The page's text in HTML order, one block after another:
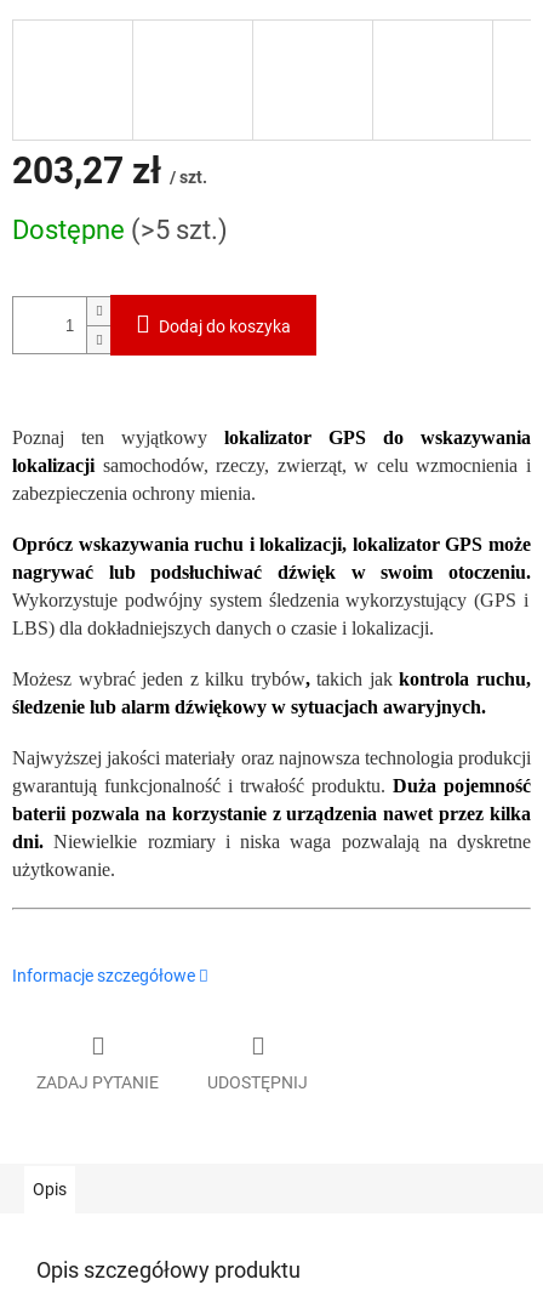
203,27 zł / szt.
jednostkowa:
Dostępne (>5 szt.)
Dodaj do koszyka
Poznaj ten wyjątkowy lokalizator GPS do wskazywania
lokalizacji samochodów, rzeczy, zwierząt, w celu wzmocnienia i
zabezpieczenia ochrony mienia.
Oprócz wskazywania ruchu i lokalizacji, lokalizator GPS może
nagrywać lub podsłuchiwać dźwięk w swoim otoczeniu.
Wykorzystuje podwójny system śledzenia wykorzystujący (GPS i
LBS) dla dokładniejszych danych o czasie i lokalizacji.
Możesz wybrać jeden z kilku trybów,takich jakkontrola ruchu,
śledzenie lub alarm dźwiękowy w sytuacjach awaryjnych.
Najwyższej jakości materiały oraz najnowsza technologia produkcji
gwarantują funkcjonalność i trwałość produktu. Duża pojemność
baterii pozwala na korzystanie z urządzenia nawet przez kilka
dni. Niewielkie rozmiary i niska waga pozwalają na dyskretne
użytkowanie.
Informacje szczegółowe
ZADAJ PYTANIE UDOSTĘPNIJ
Opis
Opis szczegółowy produktu